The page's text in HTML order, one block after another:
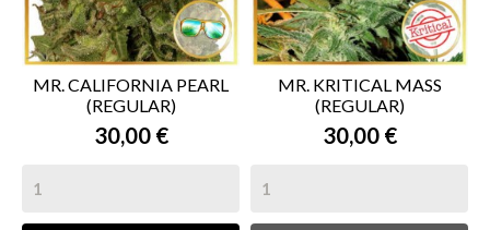
MR. CALIFORNIA PEARL
(REGULAR)
30,00 €
MR. KRITICAL MASS
(REGULAR)
30,00 €